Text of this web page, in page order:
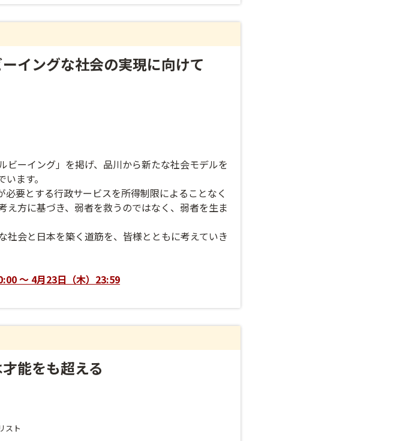
イングな社会の実現に向けて
ビーイング」を掲げ、品川から新たな社会モデルを
ます。
要とする行政サービスを所得制限によることなく
方に基づき、弱者を救うのではなく、弱者を生ま
会と日本を築く道筋を、皆様とともに考えていき
～ 4月23日（木）23:59
能をも超える
スト